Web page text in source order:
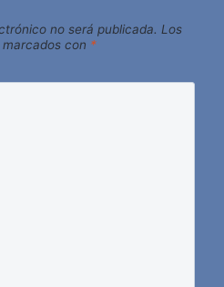
no será publicada. Los
con *